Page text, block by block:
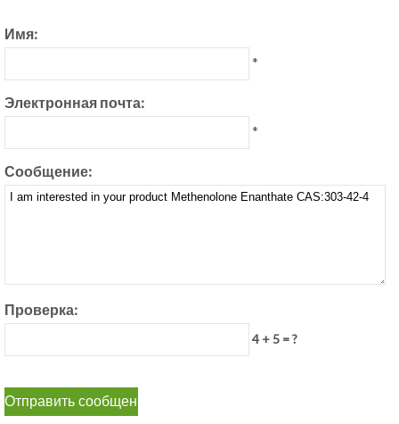
Имя:
*
Электронная почта:
*
Сообщение:
Проверка:
4 + 5 = ?